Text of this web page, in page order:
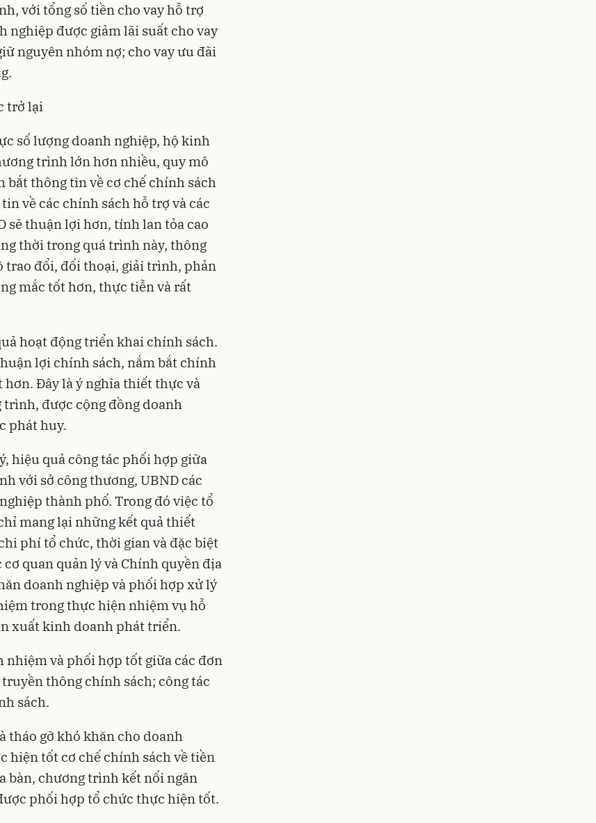
với tổng số tiền cho vay hỗ trợ
nghiệp được giảm lãi suất cho vay
nguyên nhóm nợ; cho vay ưu đãi
trở lại
số lượng doanh nghiệp, hộ kinh
trình lớn hơn nhiều, quy mô
thông tin về cơ chế chính sách
về các chính sách hỗ trợ và các
sẽ thuận lợi hơn, tính lan tỏa cao
thời trong quá trình này, thông
trao đổi, đối thoại, giải trình, phản
mắc tốt hơn, thực tiễn và rất
hoạt động triển khai chính sách.
lợi chính sách, nắm bắt chính
Đây là ý nghĩa thiết thực và
được cộng đồng doanh
phát huy.
hiệu quả công tác phối hợp giữa
với sở công thương, UBND các
thành phố. Trong đó việc tổ
mang lại những kết quả thiết
phí tổ chức, thời gian và đặc biệt
quan quản lý và Chính quyền địa
doanh nghiệp và phối hợp xử lý
trong thực hiện nhiệm vụ hỗ
xuất kinh doanh phát triển.
nhiệm và phối hợp tốt giữa các đơn
thông chính sách; công tác
sách.
tháo gỡ khó khăn cho doanh
hiện tốt cơ chế chính sách về tiền
bàn, chương trình kết nối ngân
phối hợp tổ chức thực hiện tốt.